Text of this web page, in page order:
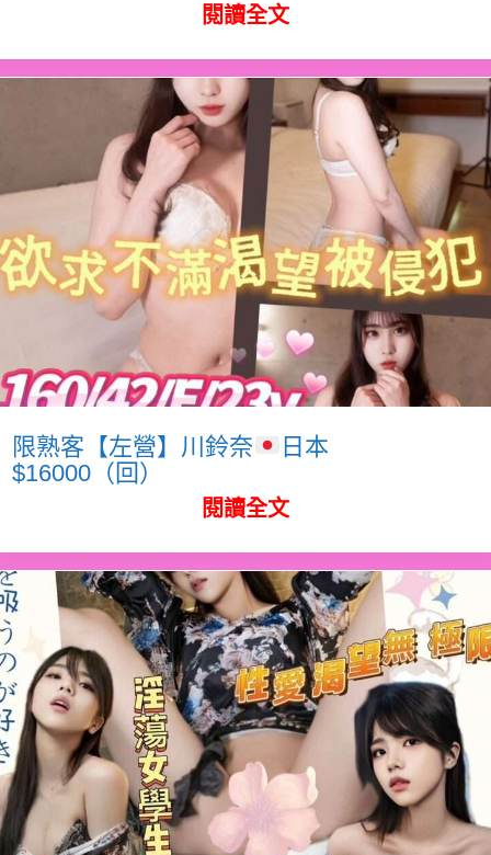
閱讀全文
限熟客【左營】川鈴奈
日本
$16000（回）
閱讀全文